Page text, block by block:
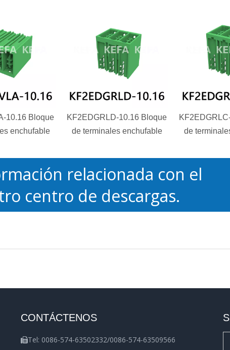
10.16 Bloque
enchufable
KF2EDGRLD-10.16 Bloque
de terminales enchufable
de
relacionada con el
centro de descargas.
CONTÁCTENOS
Tel: 0086-574-63502332/0086-574-63509566